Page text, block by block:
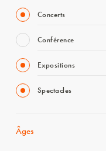
Concerts
Conférence
Expositions
Spectacles
Âges